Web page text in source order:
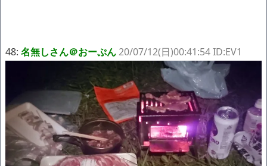
48: 名無しさん＠おーぷん20/07/12(日)00:41:54 ID:EV1